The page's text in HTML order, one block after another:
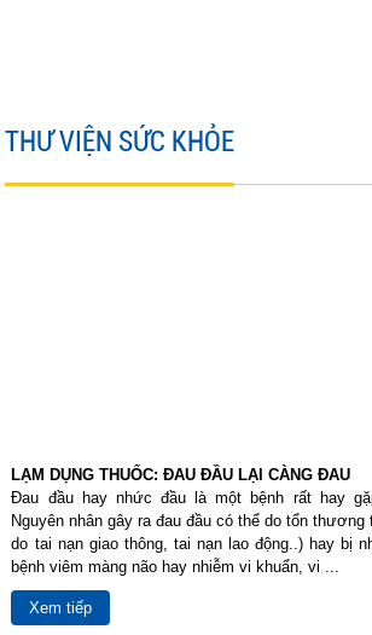
THƯ VIỆN SỨC KHỎE
LẠM DỤNG THUỐC: ĐAU ĐẦU LẠI CÀNG ĐAU
Đau đầu hay nhức đầu là một bệnh rất hay
Nguyên nhân gây ra đau đầu có thể do tổn
do tai nạn giao thông, tai nạn lao động..) hay bị
bệnh viêm màng não hay nhiễm vi khuẩn, vi ...
Xem tiếp